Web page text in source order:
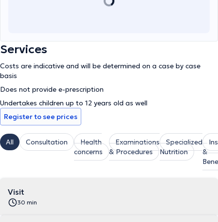
Services
Costs are indicative and will be determined on a case by case
basis
Does not provide e-prescription
Undertakes children up to 12 years old as well
Register to see prices
All Consultation
Health
concerns
Examinations
& Procedures
Specialized
Nutrition
&
Visit
30 min